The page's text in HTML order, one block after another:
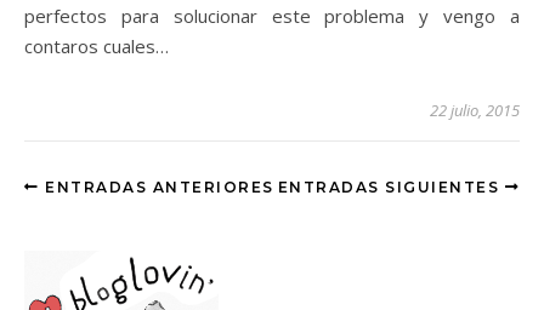
perfectos para solucionar este problema y vengo a
contaros cuales…
22 julio, 2015
ENTRADAS ANTERIORES ENTRADAS SIGUIENTES